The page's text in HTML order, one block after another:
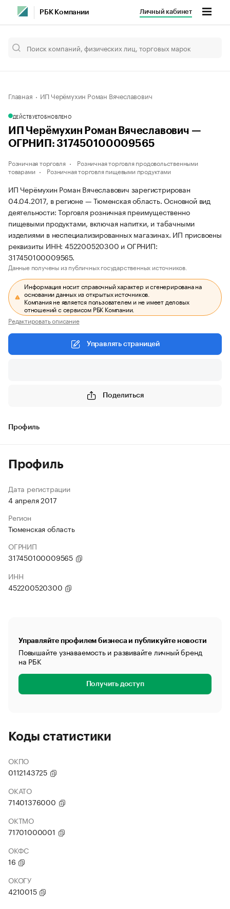
РБК Компании Личный кабинет
Главная ИП Черёмухин Роман Вячеславович
ДЕЙСТВУЕТОБНОВЛЕНО
ИП Черёмухин Роман Вячеславович —
ОГРНИП: 317450100009565
Розничная торговля
Розничная торговля продовольственными
товарами
Розничная торговля пищевыми продуктами
ИП Черёмухин Роман Вячеславович зарегистрирован
04.04.2017, в регионе — Тюменская область. Основной вид
деятельности: Торговля розничная преимущественно
пищевыми продуктами, включая напитки, и табачными
изделиями в неспециализированных магазинах. ИП присвоены
реквизиты ИНН: 452200520300 и ОГРНИП:
317450100009565.
Данные получены из публичных государственных источников.
Информация носит справочный характер и сгенерирована на
основании данных из открытых источников.
Компания не является пользователем и не имеет деловых
отношений с сервисом РБК Компании.
Редактировать описание
Управлять страницей
Поделиться
Профиль
Профиль
Дата регистрации
4 апреля 2017
Регион
Тюменская область
ОГРНИП
317450100009565
ИНН
452200520300
Управляйте профилем бизнеса и публикуйте новости
Повышайте узнаваемость и развивайте личный бренд
на РБК
Получить доступ
Коды статистики
ОКПО
0112143725
ОКАТО
71401376000
ОКТМО
71701000001
ОКФС
16
ОКОГУ
4210015